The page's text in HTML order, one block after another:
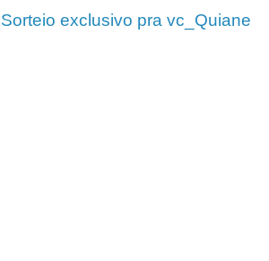
Sorteio exclusivo pra vc_Quiane